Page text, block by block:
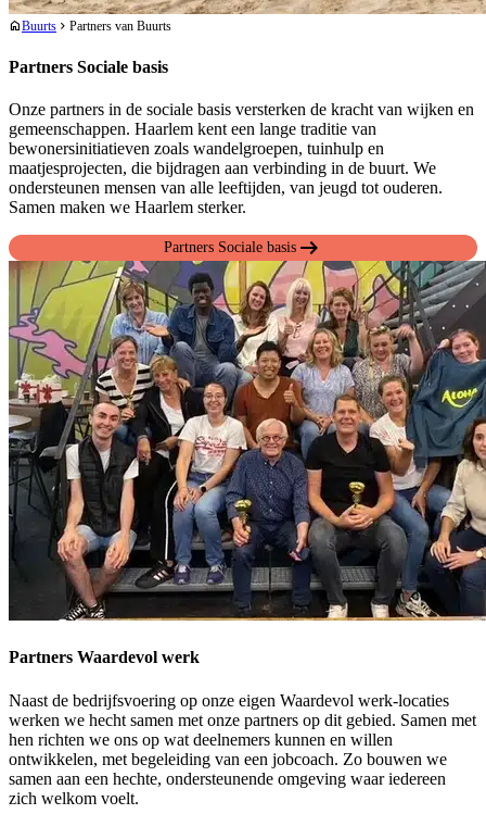
homeBuurts chevron_forward Partners van Buurts
Partners Sociale basis
Onze partners in de sociale basis versterken de kracht van wijken en
gemeenschappen. Haarlem kent een lange traditie van
bewonersinitiatieven zoals wandelgroepen, tuinhulp en
maatjesprojecten, die bijdragen aan verbinding in de buurt. We
ondersteunen mensen van alle leeftijden, van jeugd tot ouderen.
Samen maken we Haarlem sterker.
Partners Sociale basis arrow_right_alt
Partners Waardevol werk
Naast de bedrijfsvoering op onze eigen Waardevol werk-locaties
werken we hecht samen met onze partners op dit gebied. Samen met
hen richten we ons op wat deelnemers kunnen en willen
ontwikkelen, met begeleiding van een jobcoach. Zo bouwen we
samen aan een hechte, ondersteunende omgeving waar iedereen
zich welkom voelt.